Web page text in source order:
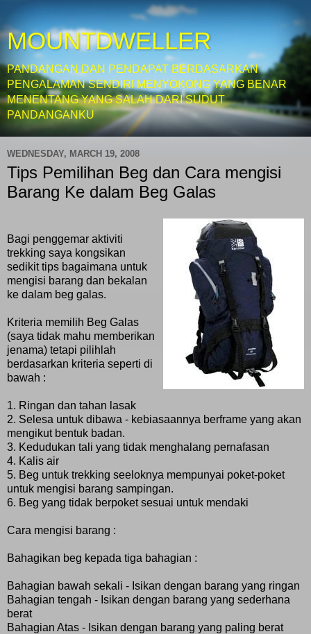
MOUNTDWELLER
PANDANGAN DAN PENDAPAT BERDASARKAN
PENGALAMAN SENDIRI MENYOKONG YANG BENAR
MENENTANG YANG SALAH DARI SUDUT
PANDANGANKU
WEDNESDAY, MARCH 19, 2008
Tips Pemilihan Beg dan Cara mengisi
Barang Ke dalam Beg Galas
Bagi penggemar aktiviti
trekking saya kongsikan
sedikit tips bagaimana untuk
mengisi barang dan bekalan
ke dalam beg galas.
Kriteria memilih Beg Galas
(saya tidak mahu memberikan
jenama) tetapi pilihlah
berdasarkan kriteria seperti di
bawah :
1. Ringan dan tahan lasak
2. Selesa untuk dibawa - kebiasaannya berframe yang akan
mengikut bentuk badan.
3. Kedudukan tali yang tidak menghalang pernafasan
4. Kalis air
5. Beg untuk trekking seeloknya mempunyai poket-poket
untuk mengisi barang sampingan.
6. Beg yang tidak berpoket sesuai untuk mendaki
Cara mengisi barang :
Bahagikan beg kepada tiga bahagian :
Bahagian bawah sekali - Isikan dengan barang yang ringan
Bahagian tengah - Isikan dengan barang yang sederhana
berat
Bahagian Atas - Isikan dengan barang yang paling berat